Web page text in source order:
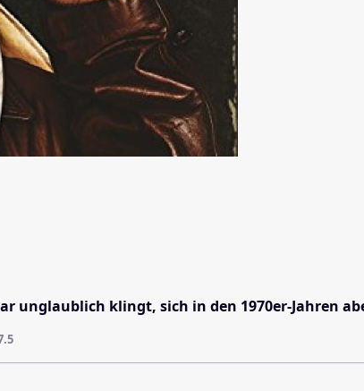
unglaublich klingt, sich in den 1970er-Jahren